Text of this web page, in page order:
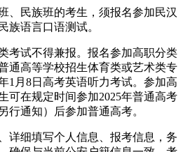
、民族班的考生，须报名参加民汉
族语言口语测试。
考试不得兼报。报名参加高职分类
通高等学校招生体育类或艺术类专
1月8日高考英语听力考试。参加高
可在规定时间参加2025年普通高考
行通知）后参加普通高考。
详细填写个人信息、报考信息，务